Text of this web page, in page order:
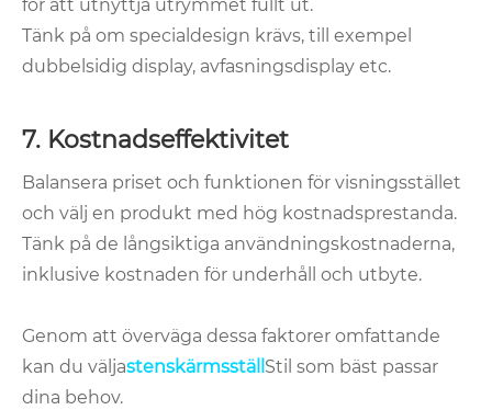
för att utnyttja utrymmet fullt ut.
Tänk på om specialdesign krävs, till exempel
dubbelsidig display, avfasningsdisplay etc.
7. Kostnadseffektivitet
Balansera priset och funktionen för visningsstället
och välj en produkt med hög kostnadsprestanda.
Tänk på de långsiktiga användningskostnaderna,
inklusive kostnaden för underhåll och utbyte.
Genom att överväga dessa faktorer omfattande
kan du väljastenskärmsställ Stil som bäst passar
dina behov.